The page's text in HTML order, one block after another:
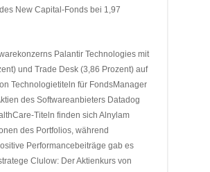
New Capital-Fonds bei 1,97
Palantir Technologies mit
und Trade Desk (3,86 Prozent) auf
Technologietiteln für FondsManager
des Softwareanbieters Datadog
Titeln finden sich Alnylam
des Portfolios, während
Performancebeiträge gab es
Clulow: Der Aktienkurs von